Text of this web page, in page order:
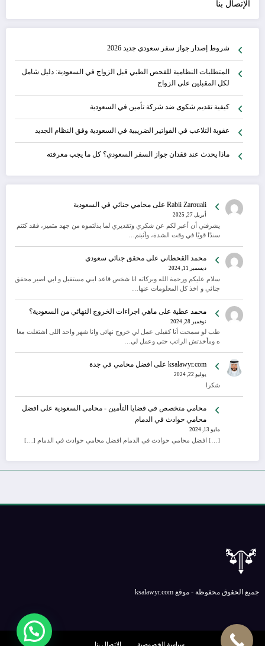
الإتصال بنا
شروط إصدار جواز سفر سعودي جديد 2026
المتطلبات النظامية للفحص الطبي قبل الزواج في السعودية: دليل شامل
لكل المقبلين على الزواج
كيفية تقديم شكوى ضد شركة تأمين في السعودية
عقوبة التلاعب في الفواتير الضريبية في السعودية وفق النظام الجديد
ماذا يحدث عند فقدان جواز السفر السعودي؟ كل ما يجب معرفته
Rabii Zarouali على محامي جنائي في السعودية
أبريل 27, 2025
يشرفني أن أعبر لكم عن شكري وتقديري لما بذلتموه من جهد متميز، فقد كنتم
سندًا قويًا في وقت الشدة، وأثبتم…
محمد القحطاني على محقق جنائي سعودي
ديسمبر 11, 2024
سلام عليكم ورحمة الله وبركاته انا شخص قاعد ابني مستقبل و ابي اصير محقق
جنائي و اخذ كل المعلومات عنها…
محمد عطية على ماهي اجراءات الخروج النهائي من السعودية؟
نوفمبر 28, 2024
طب لو سمحت أنا كفيلى عمل لي خروج نهائى وانا شهر واحد اللى اشتغلت معا
ه ومأخدتش الراتب حتى وعمل لي…
ksalawyr.com على افضل محامي في جدة
يوليو 22, 2024
شكرا
محامي متخصص في قضايا التأمين - محامي السعودية على افضل
محامي حوادث في الدمام
مايو 13, 2024
[…] افضل محامي حوادث في الدمام افضل محامي حوادث في الدمام […]
جميع الحقوق محفوظة - موقع ksalawyr.com
سياسة الخصوصية الإتصال بنا